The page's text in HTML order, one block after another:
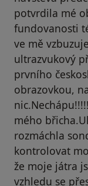
potvrdila mé
fundovanosti
ve mě
ultrazvukový
prvního
obrazovkou,
mého
rozmáchla
kontrolovat
že moje játra
vzhledu se